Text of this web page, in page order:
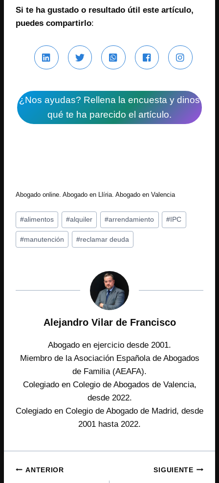
Si te ha gustado o resultado útil este artículo,
puedes compartirlo:
¿Nos ayudas? Rellena la encuesta y dinos
qué te ha parecido el artículo.
Abogado online. Abogado en Llíria. Abogado en Valencia
Etiquetas
de
la
#alimentos #alquiler #arrendamiento # IPC
#manutención #reclamar deuda
Alejandro Vilar de Francisco
Abogado en ejercicio desde 2001.
Miembro de la Asociación Española de Abogados
de Familia (AEAFA).
Colegiado en Colegio de Abogados de Valencia,
desde 2022.
Colegiado en Colegio de Abogado de Madrid, desde
2001 hasta 2022.
Navegación
ANTERIOR SIGUIENTE